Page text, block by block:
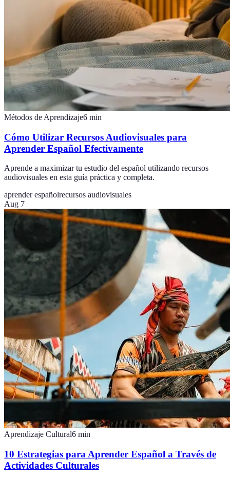
Métodos de Aprendizaje6 min
Cómo Utilizar Recursos Audiovisuales para
Aprender Español Efectivamente
Aprende a maximizar tu estudio del español utilizando recursos
audiovisuales en esta guía práctica y completa.
aprender españolrecursos audiovisuales
Aug 7
Aprendizaje Cultural6 min
10 Estrategias para Aprender Español a Través de
Actividades Culturales